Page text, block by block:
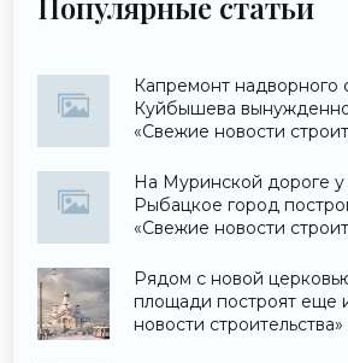
Капремонт надворного
Куйбышева
«Свежие новости
На Муринской дороге
Рыбацкое город
«Свежие новости
Рядом с новой
площади построят еще
новости строительства»